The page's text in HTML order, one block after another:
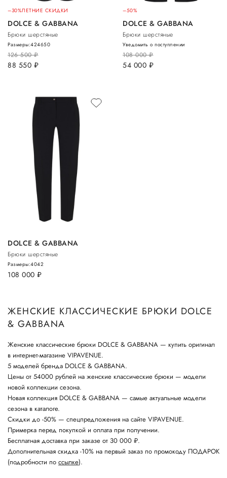
–30%ЛЕТНИЕ СКИДКИ
DOLCE & GABBANA
Брюки шерстяные
126 500руб.
88 550 руб.
Размеры:424650
–50%
DOLCE & GABBANA
Брюки шерстяные
108 000руб.
54 000 руб.
Уведомить о поступлении
DOLCE & GABBANA
Брюки шерстяные
108 000 руб.
Размеры:4042
ЖЕНСКИЕ КЛАССИЧЕСКИЕ БРЮКИ DOLCE
& GABBANA
Женские классические брюки DOLCE & GABBANA — купить оригинал
в интернет-магазине VIPAVENUE.
5 моделей бренда DOLCE & GABBANA.
Цены от 54000 рублей на женские классические брюки — модели
новой коллекции сезона.
Новая коллекция DOLCE & GABBANA — самые актуальные модели
сезона в каталоге.
Скидки до -50% — спецпредложения на сайте VIPAVENUE.
Примерка перед покупкой и оплата при получении.
Бесплатная доставка при заказе от 30 000 ₽.
Дополнительная скидка -10% на первый заказ по промокоду ПОДАРОК
(подробности по ссылке).